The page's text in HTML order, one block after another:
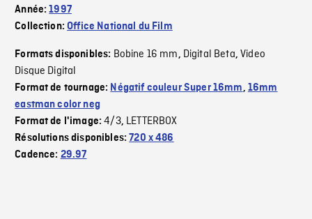
Année:1997
Collection:Office National du Film
Formats disponibles: Bobine 16 mm, Digital Beta,Video
Disque Digital
Format de tournage: Négatif couleur Super 16mm, 16mm
eastman color neg
Format de l'image:4/3, LETTERBOX
Résolutions disponibles:720 x 486
Cadence: 29.97